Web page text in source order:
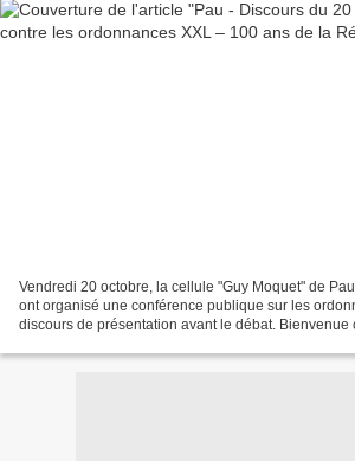
Vendredi 20 octobre, la cellule "Guy Moquet" de
ont organisé une conférence publique sur les
discours de présentation avant le débat. Bienvenue